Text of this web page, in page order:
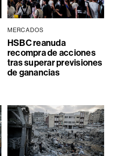
MERCADOS
HSBC reanuda
recompra de acciones
tras superar previsiones
de ganancias